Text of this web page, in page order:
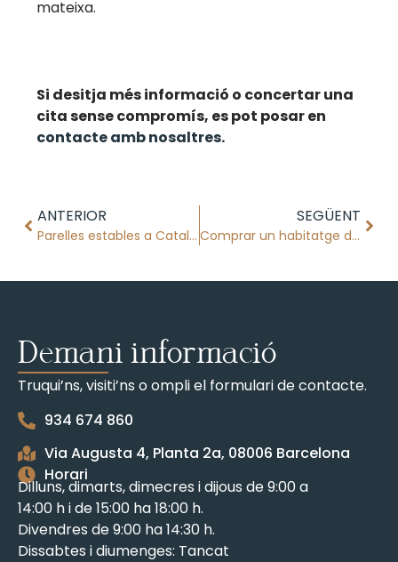
mateixa.
Si desitja més informació o concertar una
cita sense compromís, es pot posar en
contacte amb nosaltres.
ANTERIOR
Parelles estables a Catalunya
SEGÜENT
Comprar un habitatge davant Notari
Demani informació
Truqui’ns, visiti’ns o ompli el formulari de contacte.
934 674 860
Via Augusta 4, Planta 2a, 08006 Barcelona
Horari
Dilluns, dimarts, dimecres i dijous de 9:00 a
14:00 h i de 15:00 ha 18:00 h.
Divendres de 9:00 ha 14:30 h.
Dissabtes i diumenges: Tancat